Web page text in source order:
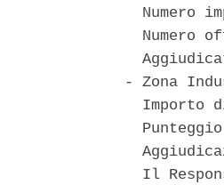
Numero
Numero
- Zona
Importo
Il